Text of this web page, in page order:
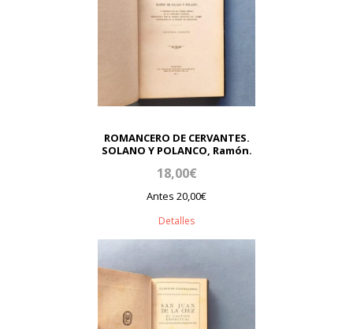
ROMANCERO DE CERVANTES.
SOLANO Y POLANCO, Ramón.
18,00€
Antes 20,00€
Detalles